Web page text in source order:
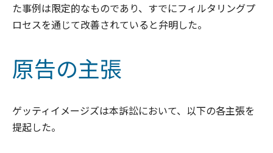
た事例は限定的なものであり、すでにフィルタリングプ
ロセスを通じて改善されていると弁明した。
原告の主張
ゲッティイメージズは本訴訟において、以下の各主張を
提起した。